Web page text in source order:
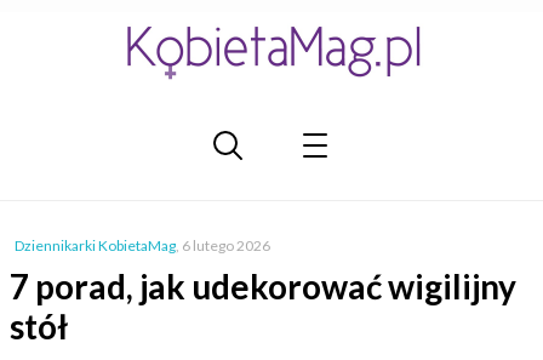
Dziennikarki KobietaMag, 6 lutego 2026
7 porad, jak udekorować wigilijny
stół